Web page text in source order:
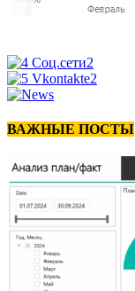
ВАЖНЫЕ ПОСТЫ